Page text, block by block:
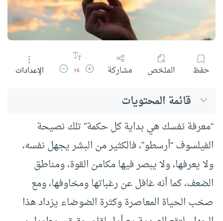
حفظ الملخص مشاركة زيادة حجم الخط
16 تقليل حجم الخط
الإعدادات
قائمة المحتويات
“معرفة نفسك هي بداية كل حكمة” تلك نصيحة
الفيلسوف “أرسطو”، فالكثير من البشر يجهل نفسه،
ولا يعرفها، ولا يبصر فيها مكامن القوة، ومناطق
الضعف، كما أنه غافل عن رغباتها ومخاوفها، ومع
صخب الحياة المعاصرة وكثرة الضوضاء يزداد هذا